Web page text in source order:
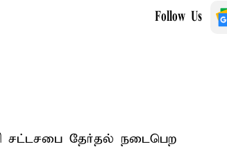
Follow Us
சட்டசபை தேர்தல் நடைபெற